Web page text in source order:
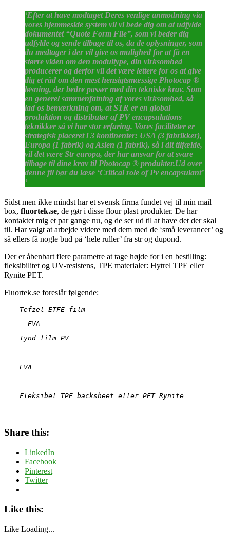
‘Efter at have modtaget Deres venlige anmodning via
vores hjemmeside system vil vi bede dig om at udfylde
dokumentet “Quote Form File”, som vi beder dig
udfylde og sende tilbage til os, da de oplysninger, som
du medtager i der vil give os mulighed for at få en
større viden om den modultype, din virksomhed
producerer og derfor vil det være lettere for os at give
dig et råd om den mest hensigtsmæssige Photocap ®
løsning, der bedre passer med din tekniske krav. Som
en generel sammenfatning af vores virksomhed, så
lad os bemærkning om, at STR er en global
produktion og distributør af PV encapsulations
teknikker så vi har stor erfaring. Vores faciliteter er
strategisk placeret i 3 kontinenter: USA (3 fabrikker),
Europa (1 fabrik) og Asien (1 fabrik), så i dit tilfælde,
vil det være Str europa, der har ansvar for at svare
tilbage til dine krav til Photocap ® produkter.Ud over
denne fil bør du læse ‘Critical role of Pv encapsulant’
‘
Sidst men ikke mindst har et svensk firma fundet vej til min mail
box, fluortek.se, de gør i disse flour plast produkter. De har
kontaktet mig et par gange nu, og de ser ud til at have det der skal
til. Har valgt at arbejde videre med dem med de ‘små leverancer’ og
så ellers få nogle bud på ‘hele ruller’ fra str og dupond.
Der er åbenbart flere parametre at tage højde for i en bestilling:
fleksibilitet og UV-resistens, TPE materialer: Hytrel TPE eller
Rynite PET.
Fluortek.se foreslår følgende:
Tefzel ETFE film
EVA
Tynd film PV
EVA
Fleksibel TPE backsheet eller PET Rynite
Share this:
LinkedIn
Facebook
Pinterest
Twitter
Like this:
Like Loading...